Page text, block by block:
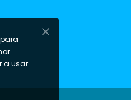
a usar